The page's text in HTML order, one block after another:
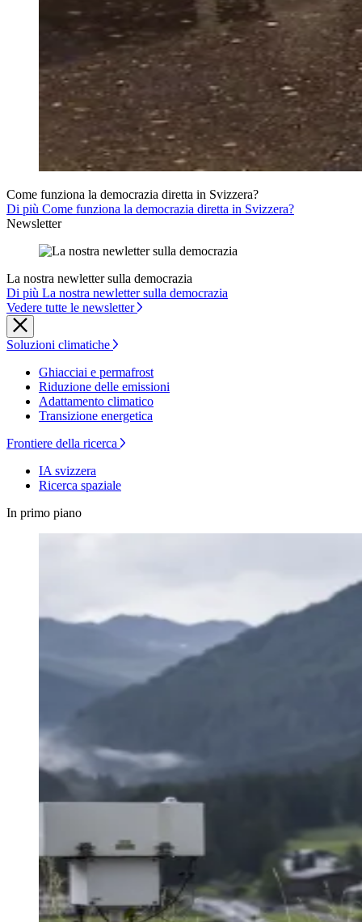
Come funziona la democrazia diretta in Svizzera?
Di più Come funziona la democrazia diretta in Svizzera?
Newsletter
La nostra newletter sulla democrazia
Di più La nostra newletter sulla democrazia
Vedere tutte le newsletter
Soluzioni climatiche
Ghiacciai e permafrost
Riduzione delle emissioni
Adattamento climatico
Transizione energetica
Frontiere della ricerca
IA svizzera
Ricerca spaziale
In primo piano